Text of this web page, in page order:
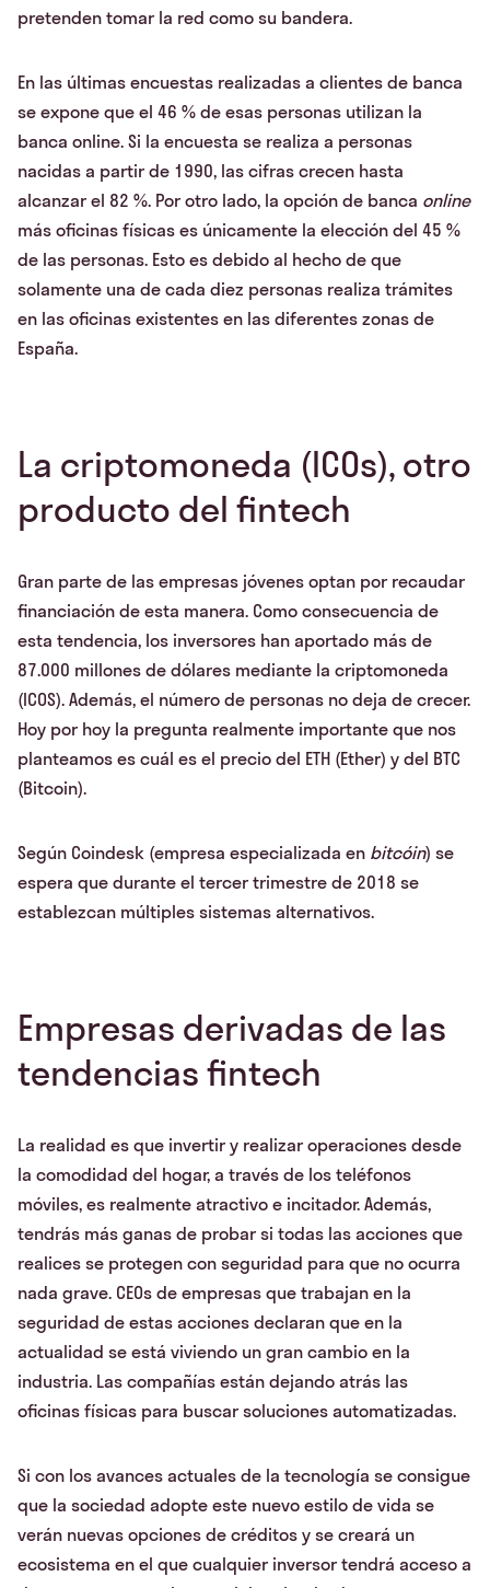
pretenden tomar la red como su bandera.
En las últimas encuestas realizadas a clientes de banca
se expone que el 46 % de esas personas utilizan la
banca online. Si la encuesta se realiza a personas
nacidas a partir de 1990, las cifras crecen hasta
alcanzar el 82 %. Por otro lado, la opción de banca online
más oficinas físicas es únicamente la elección del 45 %
de las personas. Esto es debido al hecho de que
solamente una de cada diez personas realiza trámites
en las oficinas existentes en las diferentes zonas de
España.
La criptomoneda (ICOs), otro
producto del fintech
Gran parte de las empresas jóvenes optan por recaudar
financiación de esta manera. Como consecuencia de
esta tendencia, los inversores han aportado más de
87.000 millones de dólares mediante la criptomoneda
(ICOS). Además, el número de personas no deja de crecer.
Hoy por hoy la pregunta realmente importante que nos
planteamos es cuál es el precio del ETH (Ether) y del BTC
(Bitcoin).
Según Coindesk (empresa especializada en bitcóin) se
espera que durante el tercer trimestre de 2018 se
establezcan múltiples sistemas alternativos.
Empresas derivadas de las
tendencias fintech
La realidad es que invertir y realizar operaciones desde
la comodidad del hogar, a través de los teléfonos
móviles, es realmente atractivo e incitador. Además,
tendrás más ganas de probar si todas las acciones que
realices se protegen con seguridad para que no ocurra
nada grave. CEOs de empresas que trabajan en la
seguridad de estas acciones declaran que en la
actualidad se está viviendo un gran cambio en la
industria. Las compañías están dejando atrás las
oficinas físicas para buscar soluciones automatizadas.
Si con los avances actuales de la tecnología se consigue
que la sociedad adopte este nuevo estilo de vida se
verán nuevas opciones de créditos y se creará un
ecosistema en el que cualquier inversor tendrá acceso a